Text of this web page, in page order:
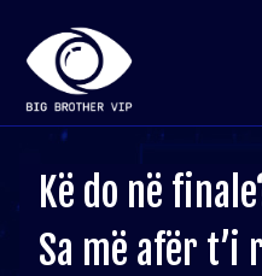
Kë do në
Sa më afër